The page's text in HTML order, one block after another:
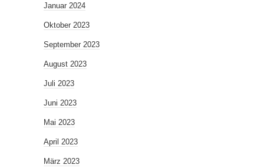
Januar 2024
Oktober 2023
September 2023
August 2023
Juli 2023
Juni 2023
Mai 2023
April 2023
März 2023